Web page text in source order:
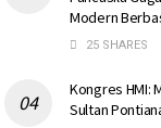
Modern
25 SHARES
Kongres HMI:
Sultan